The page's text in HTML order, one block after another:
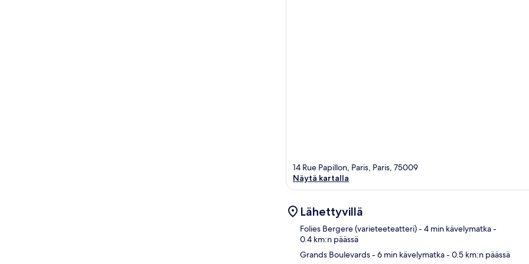
14 Rue Papillon, Paris, Paris, 75009
Näytä kartalla
Lähettyvillä
Folies Bergere (varieteeteatteri)- 4 min kävelymatka-
0.4 km:n päässä
Grands Boulevards- 6 min kävelymatka- 0.5 km:n päässä